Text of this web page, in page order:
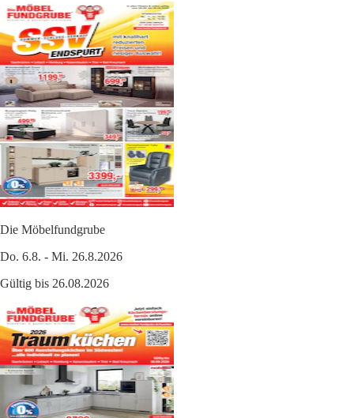
Die Möbelfundgrube
Do. 6.8. - Mi. 26.8.2026
Gültig bis 26.08.2026